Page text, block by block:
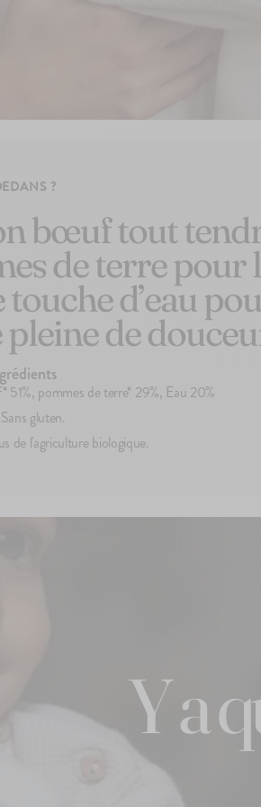
?
bœuf tout
de terre pour
touche d’eau
de
pommes de terre* 29%, Eau 20%
gluten.
de l'agriculture biologique.
Y a